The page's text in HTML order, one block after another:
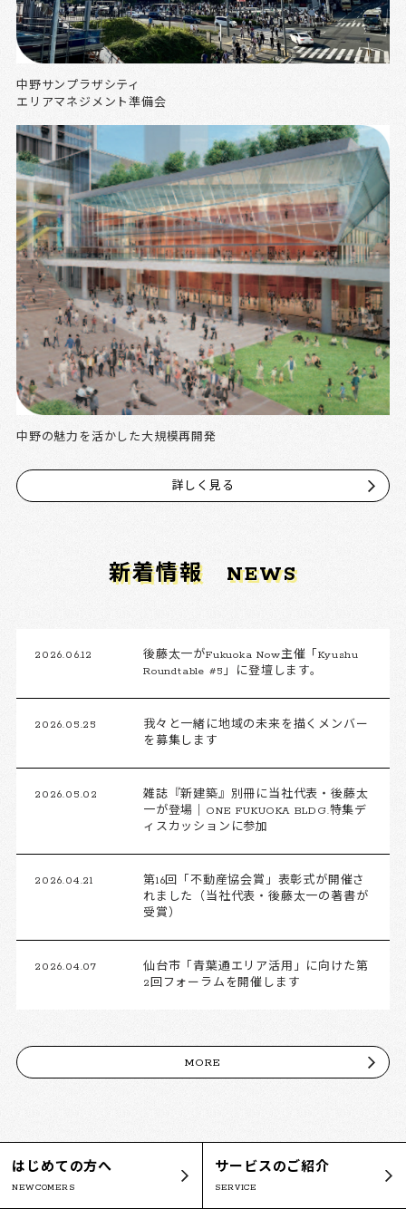
中野サンプラザシティ
エリアマネジメント準備会
中野の魅力を活かした大規模再開発
詳しく見る
新着情報 NEWS
2026.06.12
後藤太一がFukuoka Now主催「Kyushu
Roundtable #5」に登壇します。
2026.05.25
我々と一緒に地域の未来を描くメンバー
を募集します
2026.05.02
雑誌『新建築』別冊に当社代表・後藤太
一が登場｜ONE FUKUOKA BLDG.特集デ
ィスカッションに参加
2026.04.21
第16回「不動産協会賞」表彰式が開催さ
れました（当社代表・後藤太一の著書が
受賞）
2026.04.07
仙台市「青葉通エリア活用」に向けた第
2回フォーラムを開催します
MORE
はじめての方へ
NEWCOMERS
サービスのご紹介
SERVICE